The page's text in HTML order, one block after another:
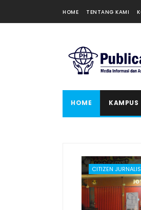
HOME TENTANG KAMI
HOME KAMPUS
CITIZEN